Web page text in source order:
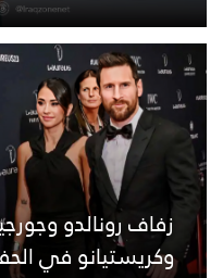
زفاف رونالدو
وكريستيانو في